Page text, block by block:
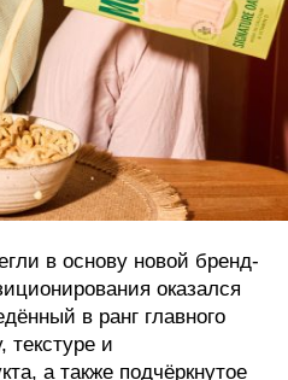
в основу новой бренд-
оказался
в ранг главного
текстуре и
а также подчёркнутое